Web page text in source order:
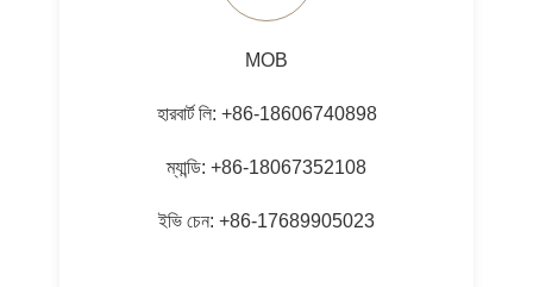
MOB
হারবার্ট লি: +86-18606740898
ম্যান্ডি: +86-18067352108
ইভি চেন: +86-17689905023